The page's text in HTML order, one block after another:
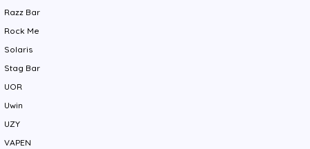
Razz Bar
Rock Me
Solaris
Stag Bar
UOR
Uwin
UZY
VAPEN